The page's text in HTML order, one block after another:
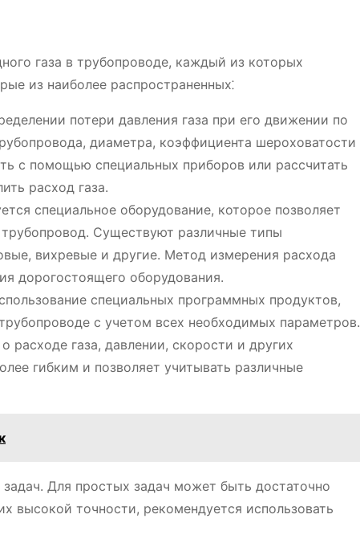
газа в трубопроводе, каждый из которых
из наиболее распространенных⁚
потери давления газа при его движении по
диаметра, коэффициента шероховатости
с помощью специальных приборов или рассчитать
расход газа.
специальное оборудование, которое позволяет
Существуют различные типы
вихревые и другие. Метод измерения расхода
дорогостоящего оборудования.
специальных программных продуктов,
с учетом всех необходимых параметров.
расходе газа, давлении, скорости и других
гибким и позволяет учитывать различные
Для простых задач может быть достаточно
высокой точности, рекомендуется использовать